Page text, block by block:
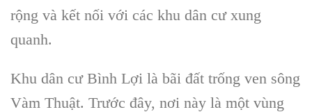
rộng và kết nối với các khu dân cư xung
quanh.
Khu dân cư Bình Lợi là bãi đất trống ven sông
Vàm Thuật. Trước đây, nơi này là một vùng